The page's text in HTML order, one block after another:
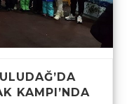
KAMPI’NDA